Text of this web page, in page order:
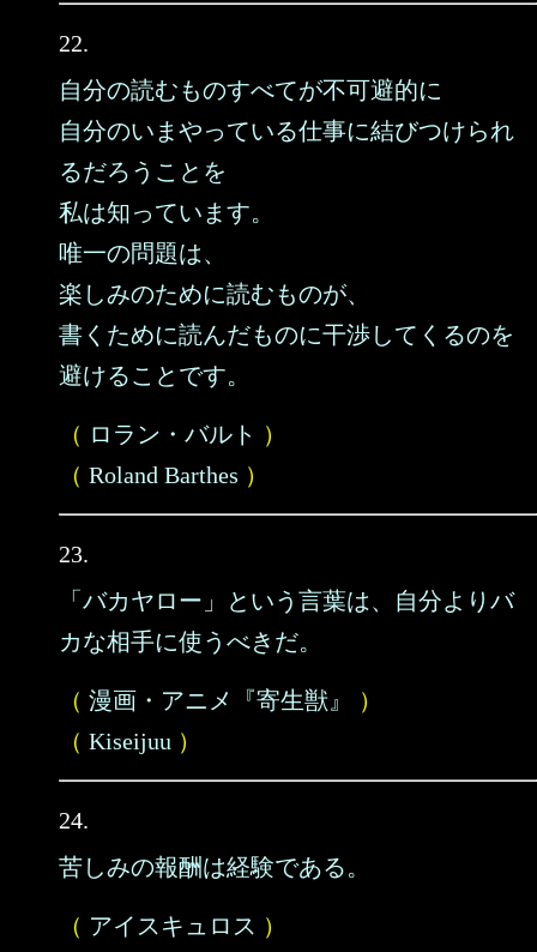
22.
自分の読むものすべてが不可避的に
自分のいまやっている仕事に結びつけられ
るだろうことを
私は知っています。
唯一の問題は、
楽しみのために読むものが、
書くために読んだものに干渉してくるのを
避けることです。
（ ロラン・バルト ）
（ Roland Barthes ）
23.
「バカヤロー」という言葉は、自分よりバ
カな相手に使うべきだ。
（ 漫画・アニメ『寄生獣』
）
（ Kiseijuu ）
24.
苦しみの報酬は経験である。
（ アイスキュロス ）